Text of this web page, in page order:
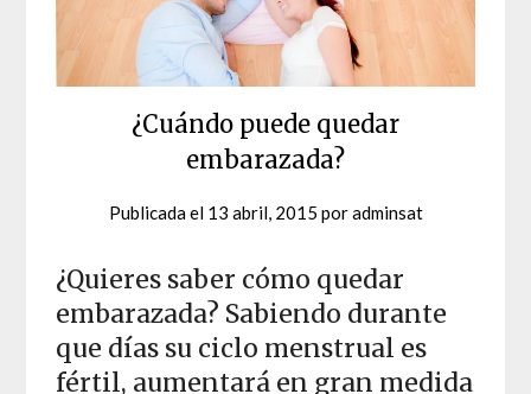
¿Cuándo puede quedar
embarazada?
Publicada el 13 abril, 2015 poradminsat
¿Quieres saber cómo quedar
embarazada? Sabiendo durante
que días su ciclo menstrual es
fértil, aumentará en gran medida